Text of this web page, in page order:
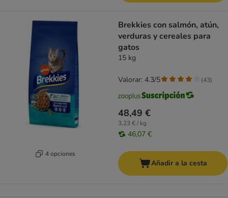
4 opciones
Brekkies con salmón, atún,
verduras y cereales para
gatos
15 kg
48,49 €
3,23 € / kg
46,07 €
Valorar: 4.3/5 (43)
Añadir a la cesta